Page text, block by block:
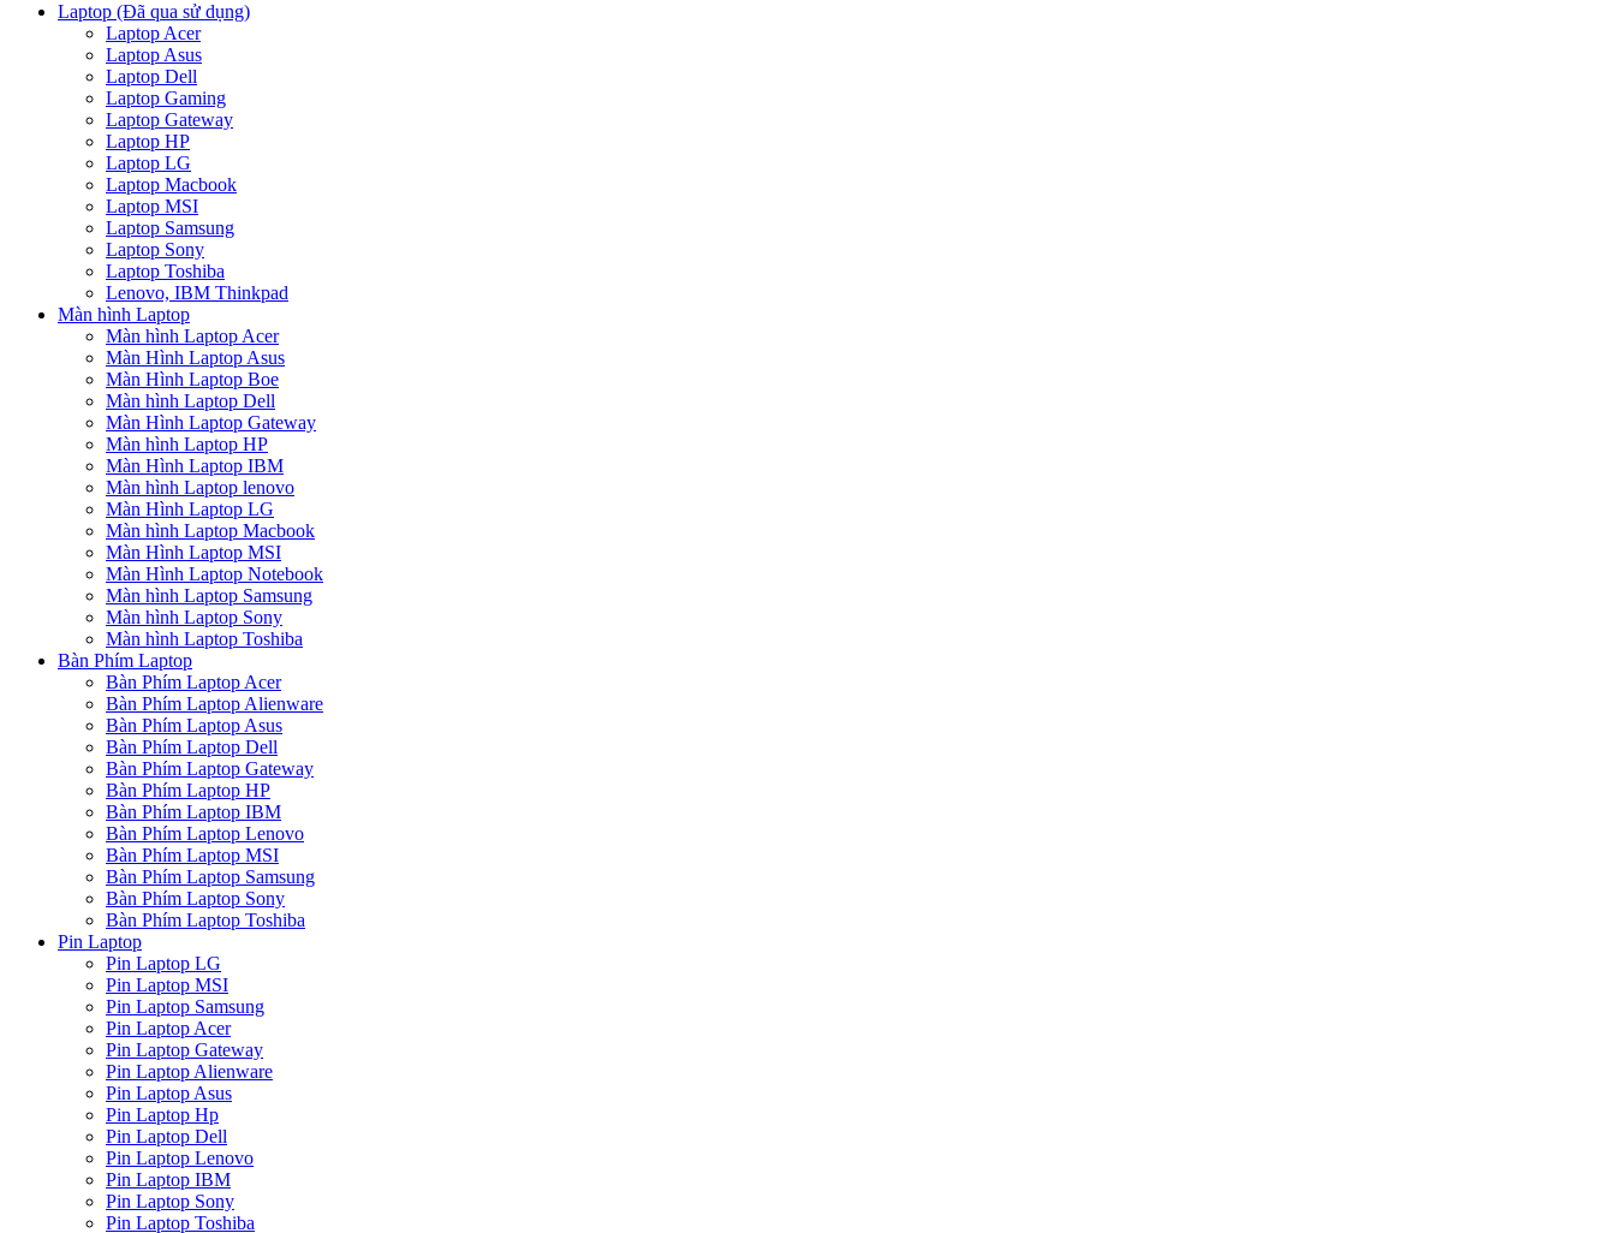
Laptop (Đã qua sử dụng)
Laptop Acer
Laptop Asus
Laptop Dell
Laptop Gaming
Laptop Gateway
Laptop HP
Laptop LG
Laptop Macbook
Laptop MSI
Laptop Samsung
Laptop Sony
Laptop Toshiba
Lenovo, IBM Thinkpad
Màn hình Laptop
Màn hình Laptop Acer
Màn Hình Laptop Asus
Màn Hình Laptop Boe
Màn hình Laptop Dell
Màn Hình Laptop Gateway
Màn hình Laptop HP
Màn Hình Laptop IBM
Màn hình Laptop lenovo
Màn Hình Laptop LG
Màn hình Laptop Macbook
Màn Hình Laptop MSI
Màn Hình Laptop Notebook
Màn hình Laptop Samsung
Màn hình Laptop Sony
Màn hình Laptop Toshiba
Bàn Phím Laptop
Bàn Phím Laptop Acer
Bàn Phím Laptop Alienware
Bàn Phím Laptop Asus
Bàn Phím Laptop Dell
Bàn Phím Laptop Gateway
Bàn Phím Laptop HP
Bàn Phím Laptop IBM
Bàn Phím Laptop Lenovo
Bàn Phím Laptop MSI
Bàn Phím Laptop Samsung
Bàn Phím Laptop Sony
Bàn Phím Laptop Toshiba
Pin Laptop
Pin Laptop LG
Pin Laptop MSI
Pin Laptop Samsung
Pin Laptop Acer
Pin Laptop Gateway
Pin Laptop Alienware
Pin Laptop Asus
Pin Laptop Hp
Pin Laptop Dell
Pin Laptop Lenovo
Pin Laptop IBM
Pin Laptop Sony
Pin Laptop Toshiba